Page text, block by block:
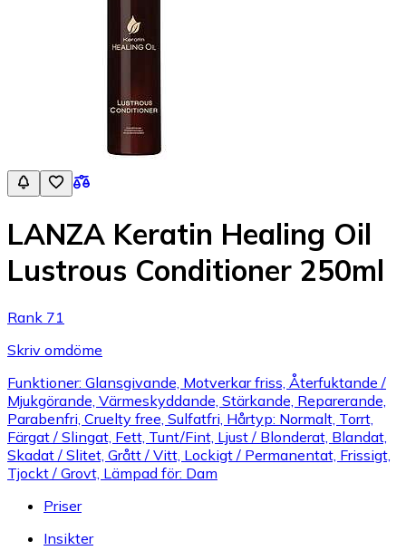
LANZA Keratin Healing Oil
Lustrous Conditioner 250ml
Rank 71
Skriv omdöme
Funktioner: Glansgivande, Motverkar friss, Återfuktande /
Mjukgörande, Värmeskyddande, Stärkande, Reparerande,
Parabenfri, Cruelty free, Sulfatfri, Hårtyp: Normalt, Torrt,
Färgat / Slingat, Fett, Tunt/Fint, Ljust / Blonderat, Blandat,
Skadat / Slitet, Grått / Vitt, Lockigt / Permanentat, Frissigt,
Tjockt / Grovt, Lämpad för: Dam
Priser
Insikter